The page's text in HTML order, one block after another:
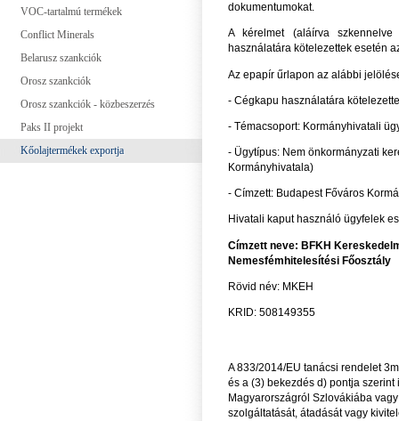
VOC-tartalmú termékek
Conflict Minerals
Belarusz szankciók
Orosz szankciók
Orosz szankciók - közbeszerzés
Paks II projekt
Kőolajtermékek exportja
dokumentumokat.
A kérelmet (aláírva
használatára kötelezettek esetén
Az epapír űrlapon az alábbi
- Cégkapu használatára
- Témacsoport: Kormányhivatali
- Ügytípus: Nem önkormányzati
Kormányhivatala)
- Címzett: Budapest Főváros
Hivatali kaput használó ügyfelek
Címzett neve: BFKH
Nemesfémhitelesítési Főosztály
Rövid név: MKEH
KRID: 508149355
A 833/2014/EU tanácsi rendelet
és a (3) bekezdés d) pontja
Magyarországról Szlovákiába
szolgáltatását, átadását vagy